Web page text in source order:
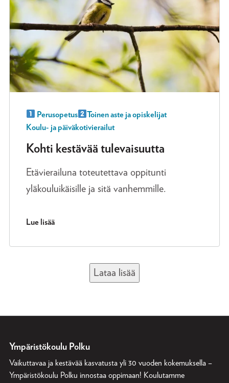
Perusopetus
Toinen aste ja opiskelijat
Koulu- ja päiväkotivierailut
Kohti kestävää tulevaisuutta
Etävierailuna toteutettava oppitunti
yläkouluikäisille ja sitä vanhemmille.
Lue lisää
Lataa lisää
Ympäristökoulu Polku
Vaikuttavaa ja kestävää kasvatusta yli 30 vuoden kokemuksella –
Ympäristökoulu Polku innostaa oppimaan! Koulutamme